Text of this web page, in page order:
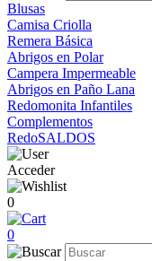
Blusas
Camisa Criolla
Remera Básica
Abrigos en Polar
Campera Impermeable
Abrigos en Paño Lana
Redomonita Infantiles
Complementos
RedoSALDOS
Acceder
0
0